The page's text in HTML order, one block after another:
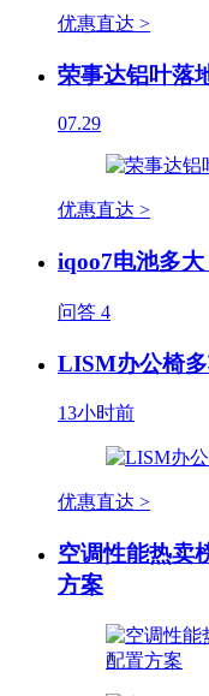
优惠直达 >
荣事达铝叶落
07.29
优惠直达 >
iqoo7电池多
问答 4
LISM办公椅
13小时前
优惠直达 >
空调性能热卖
方案